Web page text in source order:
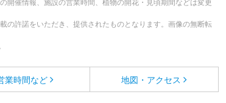
開催情報、施設の営業時間、植物の開花・見頃期間などは変更
の許諾をいただき、提供されたものとなります。画像の無断転
業時間など 地図・アクセス